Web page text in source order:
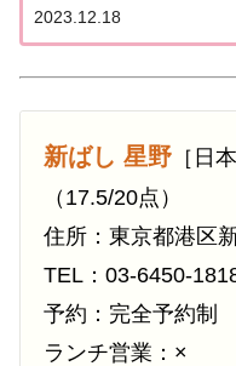
にま
（和
2023.12.18
新ばし 星野 ［日
（17.5/20点）
住所：東京都港区
TEL：03-6450-
予約：完全予約制
ランチ営業：×